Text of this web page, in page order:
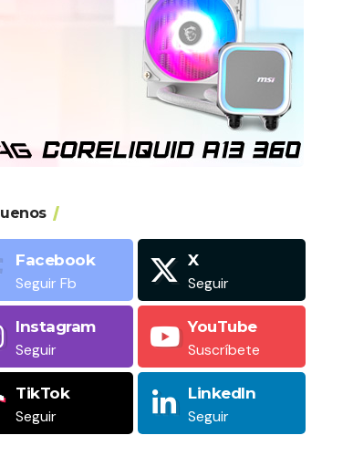
Facebook
Seguir Fb
X
Seguir
Instagram
Seguir
YouTube
Suscríbete
TikTok
Seguir
LinkedIn
Seguir